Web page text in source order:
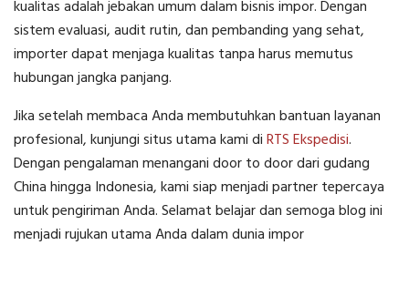
kualitas adalah jebakan umum dalam bisnis impor. Dengan
sistem evaluasi, audit rutin, dan pembanding yang sehat,
importer dapat menjaga kualitas tanpa harus memutus
hubungan jangka panjang.
Jika setelah membaca Anda membutuhkan bantuan layanan
profesional, kunjungi situs utama kami diRTS Ekspedisi.
Dengan pengalaman menangani door to door dari gudang
China hingga Indonesia, kami siap menjadi partner tepercaya
untuk pengiriman Anda. Selamat belajar dan semoga blog ini
menjadi rujukan utama Anda dalam dunia impor